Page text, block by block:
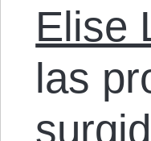
Elise
las